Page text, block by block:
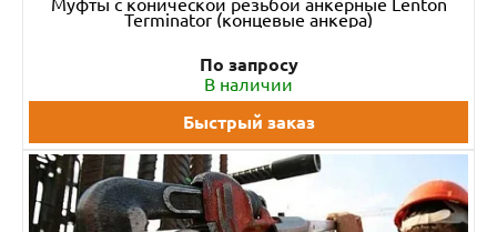
Муфты с конической резьбой анкерные Lenton
Terminator (концевые анкера)
По запросу
В наличии
Быстрый заказ